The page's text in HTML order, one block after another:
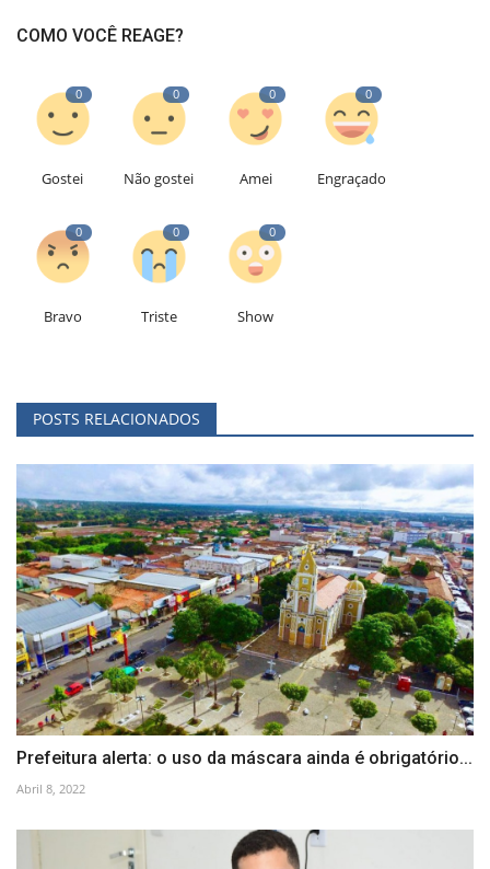
COMO VOCÊ REAGE?
0
Gostei
0
Não gostei
0
Amei
0
Engraçado
0
Bravo
0
Triste
0
Show
POSTS RELACIONADOS
Prefeitura alerta: o uso da máscara ainda é obrigatório...
Abril 8, 2022